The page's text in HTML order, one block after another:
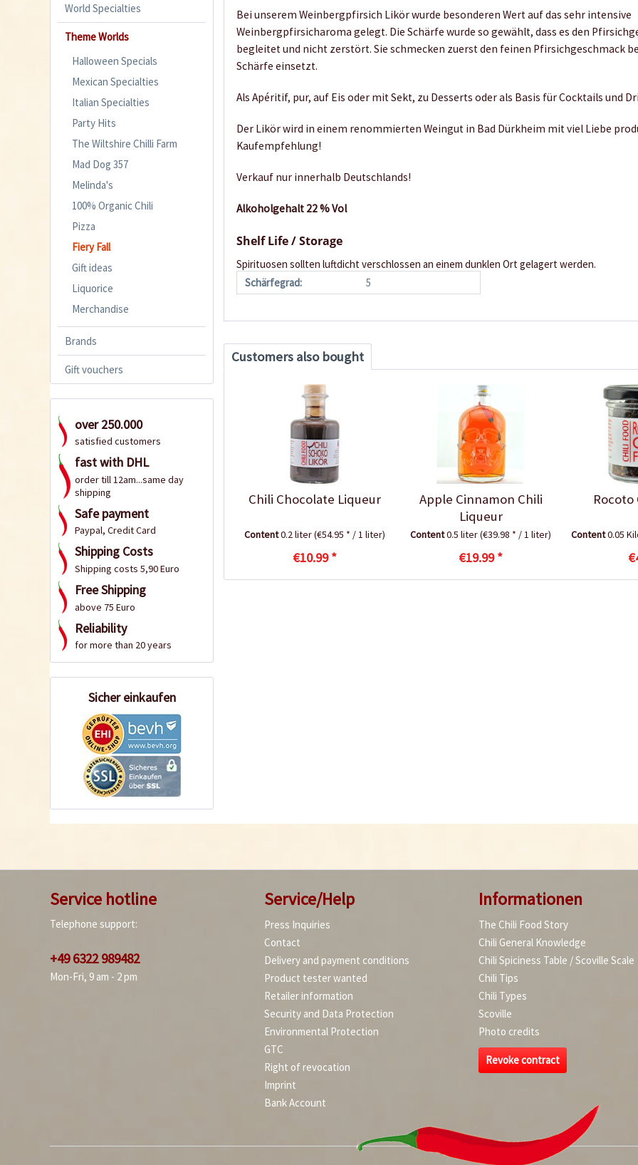
World Specialties
Theme Worlds
Halloween Specials
Mexican Specialties
Italian Specialties
Party Hits
The Wiltshire Chilli Farm
Mad Dog 357
Melinda's
100% Organic Chili
Pizza
Fiery Fall
Gift ideas
Liquorice
Merchandise
Brands
Gift vouchers
over 250.000
satisfied customers
fast with DHL
order till 12am...same day
shipping
Safe payment
Paypal, Credit Card
Shipping Costs
Shipping costs 5,90 Euro
Free Shipping
above 75 Euro
Reliability
for more than 20 years
Sicher einkaufen
Bei unserem Weinbergpfirsich Likör wurde besonderen Wert auf das sehr intensive
Weinbergpfirsicharoma gelegt. Die Schärfe wurde so gewählt, dass es den
begleitet und nicht zerstört. Sie schmecken zuerst den feinen Pfirsichgeschmack
Schärfe einsetzt.
Als Apéritif, pur, auf Eis oder mit Sekt, zu Desserts oder als Basis für Cocktails und
Der Likör wird in einem renommierten Weingut in Bad Dürkheim mit viel Liebe
Kaufempfehlung!
Verkauf nur innerhalb Deutschlands!
Alkoholgehalt 22 % Vol
Shelf Life / Storage
Spirituosen sollten luftdicht verschlossen an einem dunklen Ort gelagert werden.
Schärfegrad:
5
Customers also bought
Chili Chocolate Liqueur
Content0.2 liter(€54.95 * / 1 liter)
€10.99 *
Apple Cinnamon Chili
Liqueur
Content0.5 liter(€39.98 * / 1 liter)
€19.99 *
Rocoto
Content0.05
Service hotline
Telephone support:
+49 6322 989482
Mon-Fri, 9 am - 2 pm
Service/Help
Press Inquiries
Contact
Delivery and payment conditions
Product tester wanted
Retailer information
Security and Data Protection
Environmental Protection
GTC
Right of revocation
Imprint
Bank Account
Informationen
The Chili Food Story
Chili General Knowledge
Chili Spiciness Table / Scoville Scale
Chili Tips
Chili Types
Scoville
Photo credits
Revoke contract